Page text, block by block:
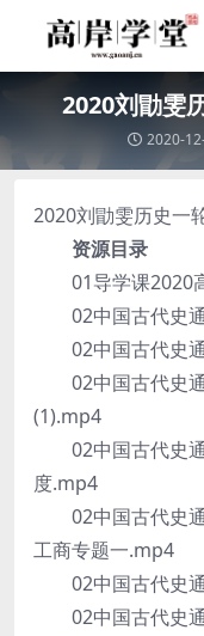
2020刘勖雯
2020-
2020刘勖雯历史一
资源目录
01导学课2020
02中国古代史通
02中国古代史通
02中国古代史通
(1).mp4
02中国古代史通
度.mp4
02中国古代史通
工商专题一.mp4
02中国古代史通
02中国古代史通